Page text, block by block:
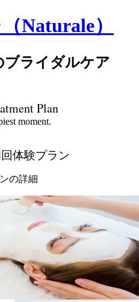
ブライダルケア
Plan
moment.
体験プラン
の詳細